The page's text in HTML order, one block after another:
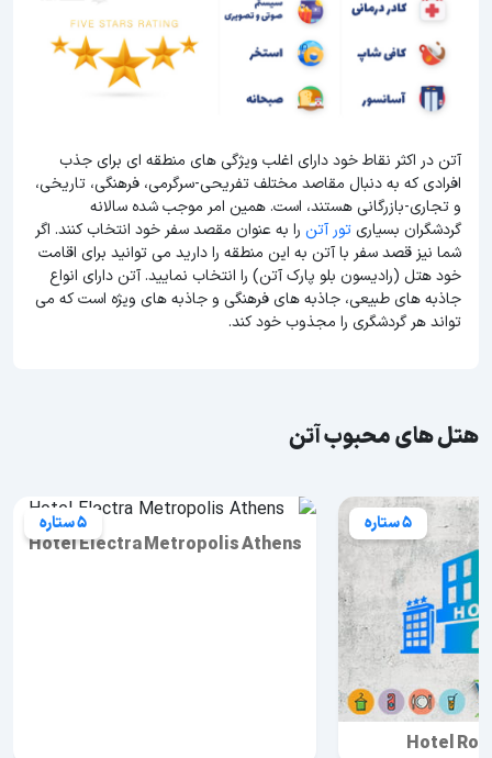
آتن در اکثر نقاط خود دارای اغلب ویژگی های منطقه ای برای جذب
افرادی که به دنبال مقاصد مختلف تفریحی-سرگرمی، فرهنگی، تاریخی،
و تجاری-بازرگانی هستند، است. همین امر موجب شده سالانه
گردشگران بسیاریتور آتن را به عنوان مقصد سفر خود انتخاب کنند. اگر
شما نیز قصد سفر با آتن به این منطقه را دارید می توانید برای اقامت
خود هتل (رادیسون بلو پارک آتن) را انتخاب نمایید. آتن دارای انواع
جاذبه های طبیعی، جاذبه های فرهنگی و جاذبه های ویژه است که می
تواند هر گردشگری را مجذوب خود کند.
هتل های محبوب آتن
5 ستاره
Hotel
5 ستاره
Hotel Electra Metropolis Athens